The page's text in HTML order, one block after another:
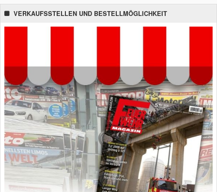
VERKAUFSSTELLEN UND BESTELLMÖGLICHKEIT